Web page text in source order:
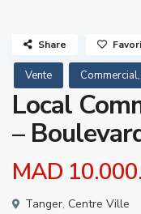
Vente Commercial,
Local
–
MAD
Tanger, Centre Ville
Share